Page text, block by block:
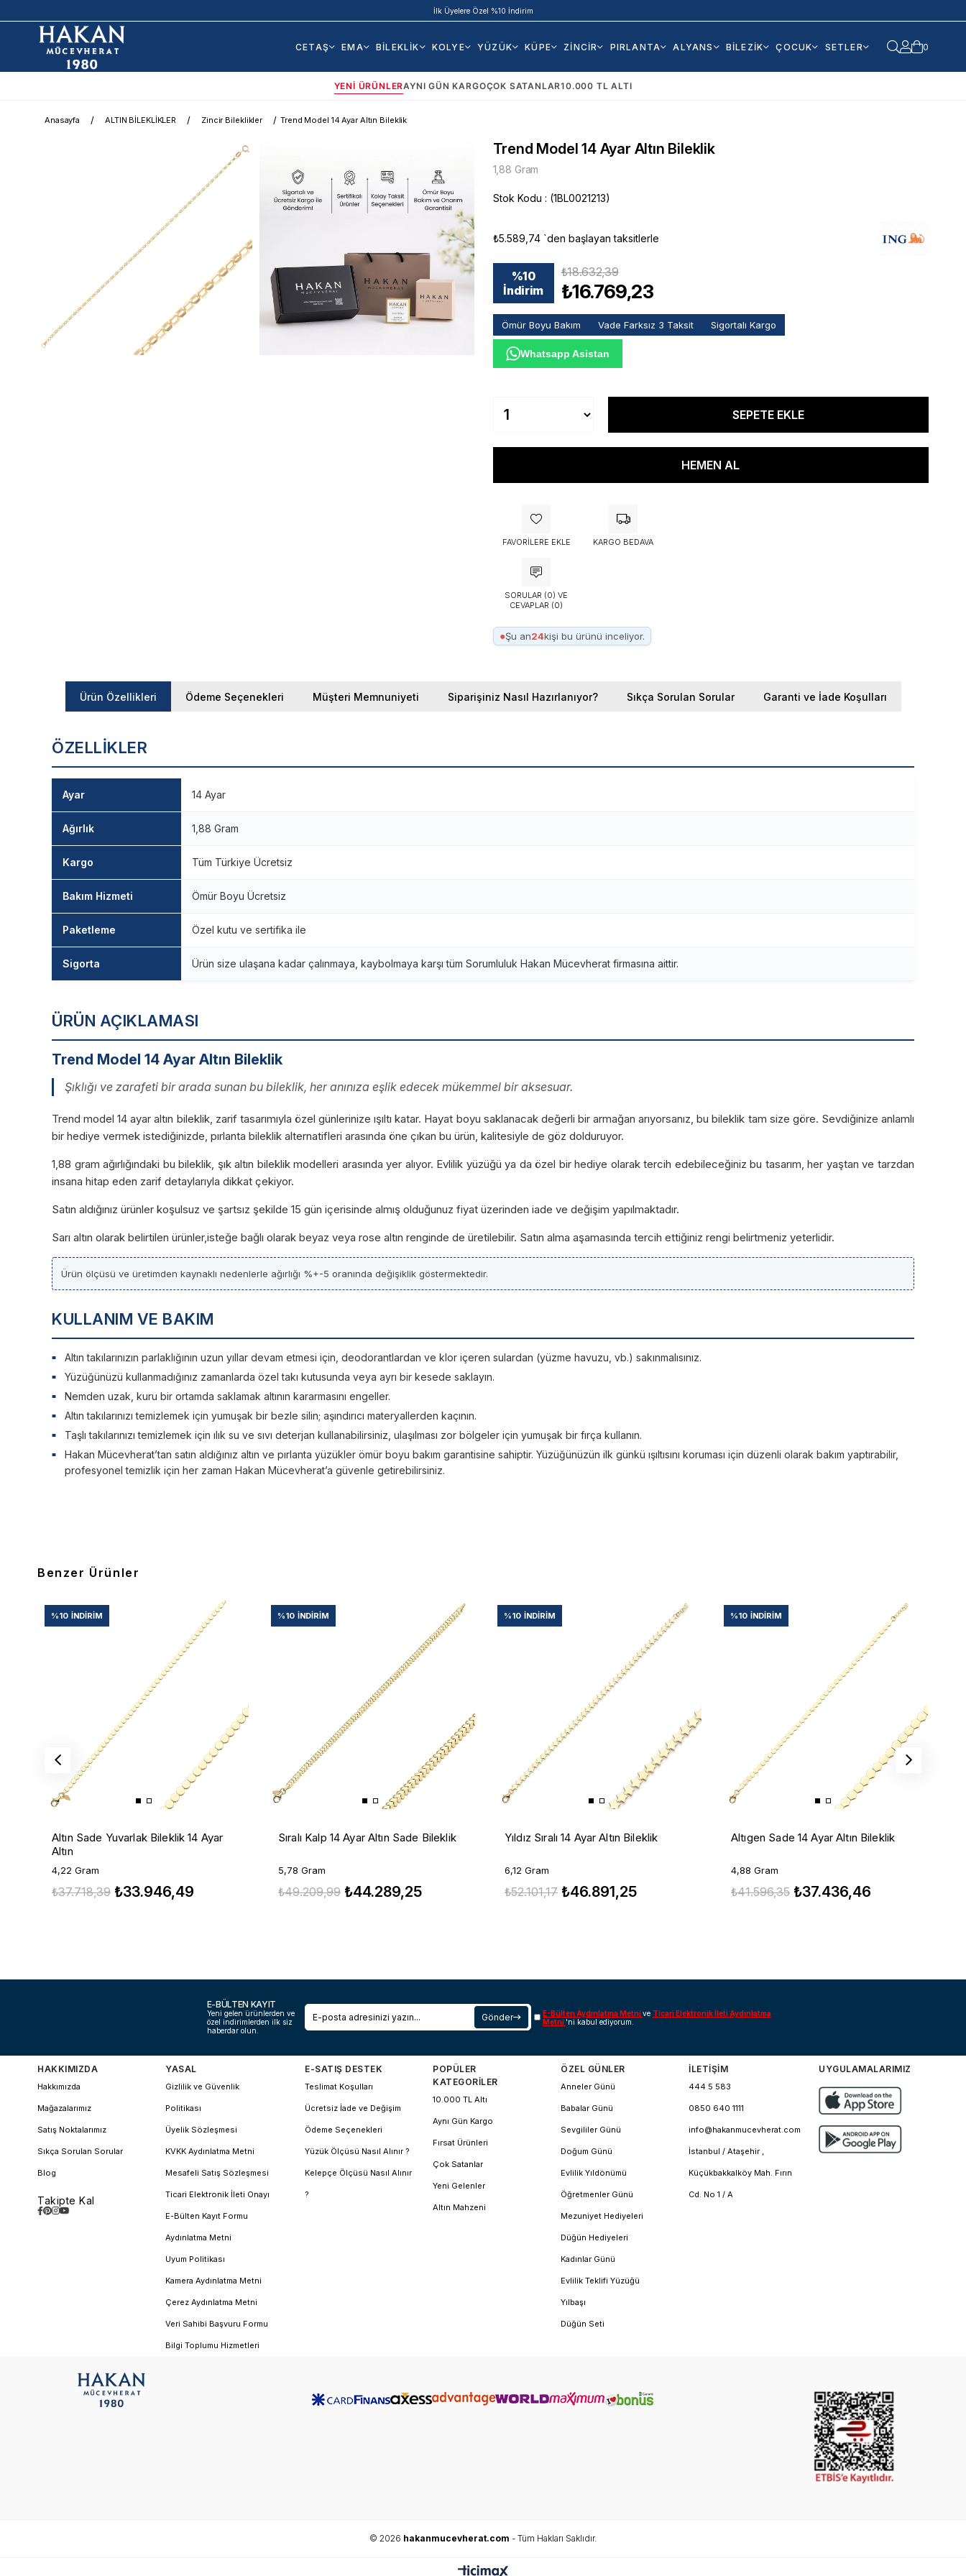
İlk Üyelere Özel %10 İndirim
CETAŞ EMA BİLEKLİK KOLYE YÜZÜK KÜPE ZİNCİR PIRLANTA ALYANS BİLEZİK ÇOCUK SETLER 0
YENI ÜRÜNLERAYNI GÜN KARGOÇOK SATANLAR10.000 TL ALTI
Anasayfa ALTIN BİLEKLİKLER Zincir Bileklikler Trend Model 14 Ayar Altın Bileklik
Trend Model 14 Ayar Altın Bileklik
1,88 Gram
Stok Kodu (1BL0021213)
₺5.589,74 `den başlayan taksitlerle
%10
İndirim
₺18.632,39
₺16.769,23
Ömür Boyu Bakım Vade Farksız 3 Taksit Sigortalı Kargo
Whatsapp Asistan
FAVORILERE EKLE KARGO BEDAVA
SORULAR (0) VE
CEVAPLAR (0)
●Şu an24kişi bu ürünü inceliyor.
Ürün Özellikleri Ödeme Seçenekleri Müşteri Memnuniyeti Siparişiniz Nasıl Hazırlanıyor? Sıkça Sorulan Sorular Garanti ve İade Koşulları
ÜRÜN AÇIKLAMASI
Trend Model 14 Ayar Altın Bileklik
Şıklığı ve zarafeti bir arada sunan bu bileklik, her anınıza eşlik edecek mükemmel bir aksesuar.
Trend model 14 ayar altın bileklik, zarif tasarımıyla özel günlerinize ışıltı katar. Hayat boyu saklanacak değerli bir armağan arıyorsanız, bu bileklik tam size göre. Sevdiğinize anlamlı
bir hediye vermek istediğinizde, pırlanta bileklik alternatifleri arasında öne çıkan bu ürün, kalitesiyle de göz dolduruyor.
1,88 gram ağırlığındaki bu bileklik, şık altın bileklik modelleri arasında yer alıyor. Evlilik yüzüğü ya da özel bir hediye olarak tercih edebileceğiniz bu tasarım, her yaştan ve tarzdan
insana hitap eden zarif detaylarıyla dikkat çekiyor.
Satın aldığınız ürünler koşulsuz ve şartsız şekilde 15 gün içerisinde almış olduğunuz fiyat üzerinden iade ve değişim yapılmaktadır.
Sarı altın olarak belirtilen ürünler,isteğe bağlı olarak beyaz veya rose altın renginde de üretilebilir. Satın alma aşamasında tercih ettiğiniz rengi belirtmeniz yeterlidir.
Ürün ölçüsü ve üretimden kaynaklı nedenlerle ağırlığı %+-5 oranında değişiklik göstermektedir.
ÖZELLIKLER
Ayar 14 Ayar
Ağırlık 1,88 Gram
Kargo Tüm Türkiye Ücretsiz
Bakım Hizmeti Ömür Boyu Ücretsiz
Paketleme Özel kutu ve sertifika ile
Sigorta Ürün size ulaşana kadar çalınmaya, kaybolmaya karşı tüm Sorumluluk Hakan Mücevherat firmasına aittir.
KULLANIM VE BAKIM
Altın takılarınızın parlaklığının uzun yıllar devam etmesi için, deodorantlardan ve klor içeren sulardan (yüzme havuzu, vb.) sakınmalısınız.
Yüzüğünüzü kullanmadığınız zamanlarda özel takı kutusunda veya ayrı bir kesede saklayın.
Nemden uzak, kuru bir ortamda saklamak altının kararmasını engeller.
Altın takılarınızı temizlemek için yumuşak bir bezle silin; aşındırıcı materyallerden kaçının.
Taşlı takılarınızı temizlemek için ılık su ve sıvı deterjan kullanabilirsiniz, ulaşılması zor bölgeler için yumuşak bir fırça kullanın.
Hakan Mücevherat’tan satın aldığınız altın ve pırlanta yüzükler ömür boyu bakım garantisine sahiptir. Yüzüğünüzün ilk günkü ışıltısını koruması için düzenli olarak bakım yaptırabilir,
profesyonel temizlik için her zaman Hakan Mücevherat’a güvenle getirebilirsiniz.
Benzer Ürünler
Altın Sade Yuvarlak Bileklik 14 Ayar
Altın
4,22 Gram
₺33.946,49
₺37.718,39
%10 İNDIRIM
Sıralı Kalp 14 Ayar Altın Sade Bileklik
5,78 Gram
₺44.289,25
₺49.209,99
%10 İNDIRIM
Yıldız Sıralı 14 Ayar Altın Bileklik
6,12 Gram
₺46.891,25
₺52.101,17
%10 İNDIRIM
Altıgen Sade 14 Ayar Altın Bileklik
4,88 Gram
₺37.436,46
₺41.596,35
%10 İNDIRIM
E-BÜLTEN KAYIT
Yeni gelen ürünlerden ve
özel indirimlerden ilk siz
haberdar olun.
Gönder E-Bülten Aydınlatma Metnive Ticari Elektronik İleti Aydınlatma
Metni 'ni kabul ediyorum.
HAKKIMIZDA
Hakkımızda
Mağazalarımız
Satış Noktalarımız
Sıkça Sorulan Sorular
Blog
Takipte Kal
YASAL
Gizlilik ve Güvenlik
Politikası
Üyelik Sözleşmesi
KVKK Aydınlatma Metni
Mesafeli Satış Sözleşmesi
Ticari Elektronik İleti Onayı
E-Bülten Kayıt Formu
Aydınlatma Metni
Uyum Politikası
Kamera Aydınlatma Metni
Çerez Aydınlatma Metni
Veri Sahibi Başvuru Formu
Bilgi Toplumu Hizmetleri
E-SATIŞ DESTEK
Teslimat Koşulları
Ücretsiz İade ve Değişim
Ödeme Seçenekleri
Yüzük Ölçüsü Nasıl Alınır ?
Kelepçe Ölçüsü Nasıl Alınır
?
POPÜLER
KATEGORİLER
10.000 TL Altı
Aynı Gün Kargo
Fırsat Ürünleri
Çok Satanlar
Yeni Gelenler
Altın Mahzeni
ÖZEL GÜNLER
Anneler Günü
Babalar Günü
Sevgililer Günü
Doğum Günü
Evlilik Yıldönümü
Öğretmenler Günü
Mezuniyet Hediyeleri
Düğün Hediyeleri
Kadınlar Günü
Evlilik Teklifi Yüzüğü
Yılbaşı
Düğün Seti
İLETİŞİM
444 5 583
0850 640 1111
info@hakanmucevherat.com
İstanbul / Ataşehir ,
Küçükbakkalköy Mah. Fırın
Cd. No 1 / A
UYGULAMALARIMIZ
© 2026 hakanmucevherat.com - Tüm Hakları Saklıdır.